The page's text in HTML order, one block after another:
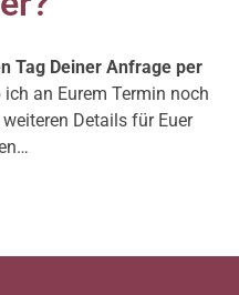
Tag Deiner Anfrage per
ich an Eurem Termin noch
Details für Euer